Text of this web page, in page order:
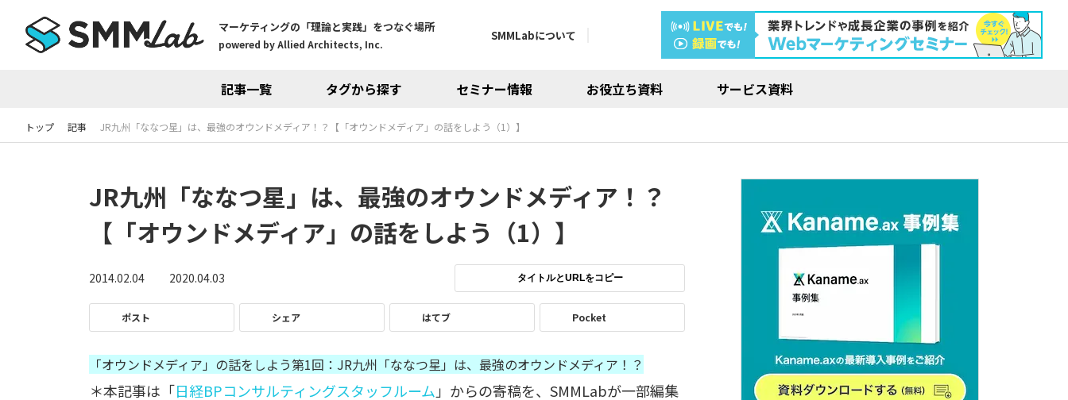
マーケティングの「理論と実践」をつなぐ場所
powered by Allied Architects, Inc.
記事一覧 タグから探す セミナー情報 お役立ち資料 サービス資料
SMMLabについて
トップ 記事 JR九州「ななつ星」は、最強のオウンドメディア！？【「オウンドメディア」の話をしよう（1）】
JR九州「ななつ星」は、最強のオウンドメディア！？
【「オウンドメディア」の話をしよう（1）】
2014.02.04 2020.04.03 タイトルとURLをコピー
ポスト シェア はてブ Pocket
「オウンドメディア」の話をしよう第1回：JR九州「ななつ星」は、最強のオウンドメディア！？
＊本記事は「日経BPコンサルティングスタッフルーム 」からの寄稿を、SMMLabが一部編集